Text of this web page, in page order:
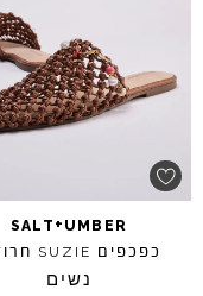
SALT + UMBER
כפכפים SUZIE
נשים